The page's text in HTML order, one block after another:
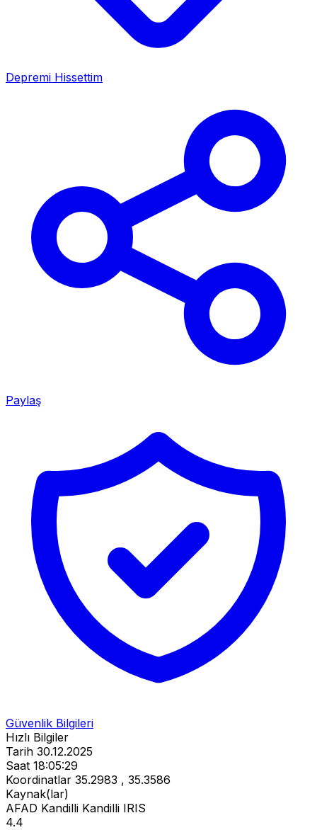
Depremi Hissettim
Paylaş
Güvenlik Bilgileri
Hızlı Bilgiler
Tarih 30.12.2025
Saat 18:05:29
Koordinatlar 35.2983 , 35.3586
Kaynak(lar)
AFAD Kandilli Kandilli IRIS
4.4